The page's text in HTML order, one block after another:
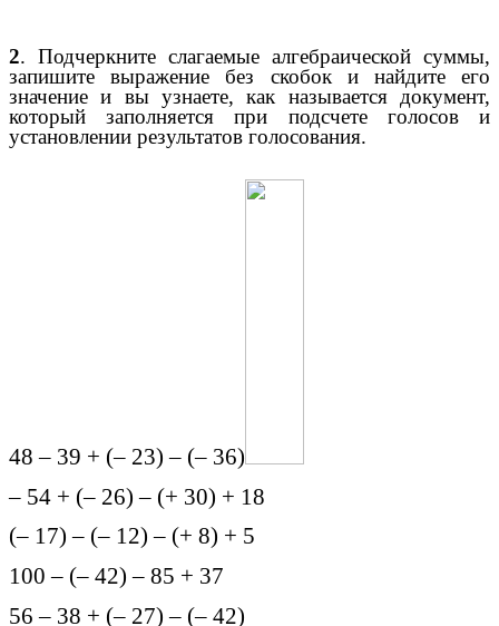
2. Подчеркните слагаемые алгебраической суммы,
запишите выражение без скобок и найдите его
значение и вы узнаете, как называется документ,
который заполняется при подсчете голосов и
установлении результатов голосования.
48 – 39 + (– 23) – (– 36)
– 54 + (– 26) – (+ 30) + 18
(– 17) – (– 12) – (+ 8) + 5
100 – (– 42) – 85 + 37
56 – 38 + (– 27) – (– 42)